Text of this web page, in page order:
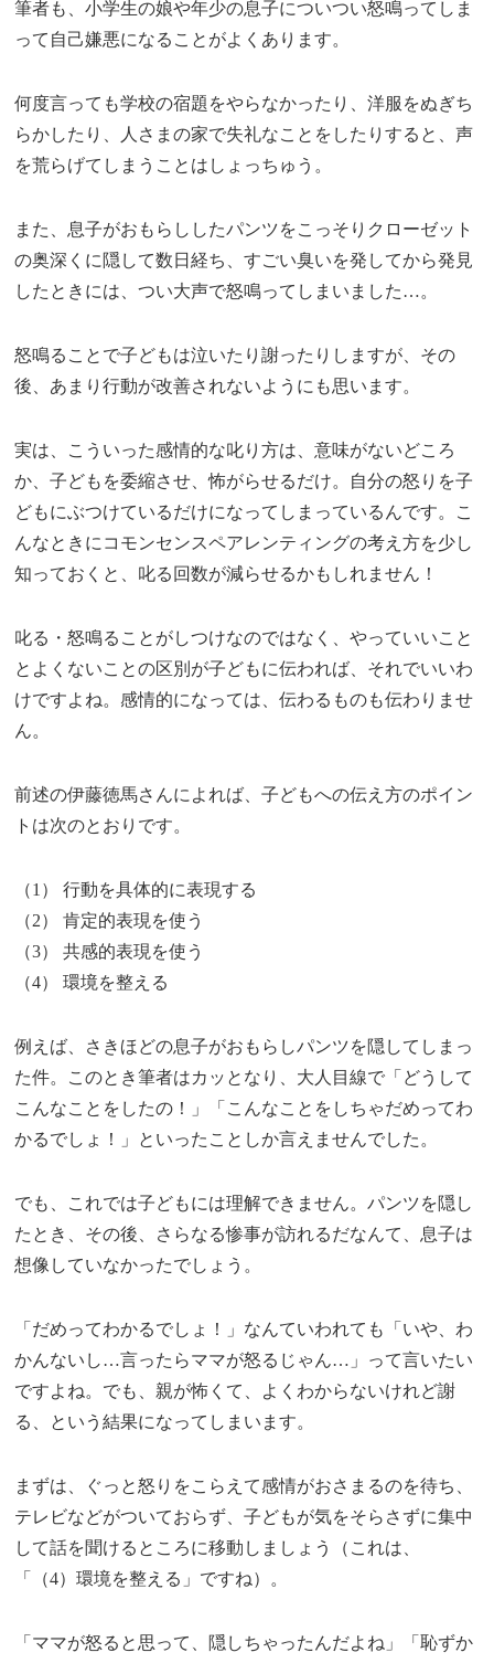
筆者も、小学生の娘や年少の息子についつい怒鳴ってしま
って自己嫌悪になることがよくあります。
何度言っても学校の宿題をやらなかったり、洋服をぬぎち
らかしたり、人さまの家で失礼なことをしたりすると、声
を荒らげてしまうことはしょっちゅう。
また、息子がおもらししたパンツをこっそりクローゼット
の奥深くに隠して数日経ち、すごい臭いを発してから発見
したときには、つい大声で怒鳴ってしまいました…。
怒鳴ることで子どもは泣いたり謝ったりしますが、その
後、あまり行動が改善されないようにも思います。
実は、こういった感情的な叱り方は、意味がないどころ
か、子どもを委縮させ、怖がらせるだけ。自分の怒りを子
どもにぶつけているだけになってしまっているんです。こ
んなときにコモンセンスペアレンティングの考え方を少し
知っておくと、叱る回数が減らせるかもしれません！
叱る・怒鳴ることがしつけなのではなく、やっていいこと
とよくないことの区別が子どもに伝われば、それでいいわ
けですよね。感情的になっては、伝わるものも伝わりませ
ん。
前述の伊藤徳馬さんによれば、子どもへの伝え方のポイン
トは次のとおりです。
（1） 行動を具体的に表現する
（2） 肯定的表現を使う
（3） 共感的表現を使う
（4） 環境を整える
例えば、さきほどの息子がおもらしパンツを隠してしまっ
た件。このとき筆者はカッとなり、大人目線で「どうして
こんなことをしたの！」「こんなことをしちゃだめってわ
かるでしょ！」といったことしか言えませんでした。
でも、これでは子どもには理解できません。パンツを隠し
たとき、その後、さらなる惨事が訪れるだなんて、息子は
想像していなかったでしょう。
「だめってわかるでしょ！」なんていわれても「いや、わ
かんないし…言ったらママが怒るじゃん…」って言いたい
ですよね。でも、親が怖くて、よくわからないけれど謝
る、という結果になってしまいます。
まずは、ぐっと怒りをこらえて感情がおさまるのを待ち、
テレビなどがついておらず、子どもが気をそらさずに集中
して話を聞けるところに移動しましょう（これは、
「（4）環境を整える」ですね）。
「ママが怒ると思って、隠しちゃったんだよね」「恥ずか